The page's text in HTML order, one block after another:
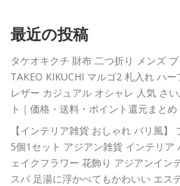
最近の投稿
タケオキクチ 財布 二つ折り メンズ
TAKEO KIKUCHI マルゴ2 札入れ ハ
レザー カジュアル オシャレ 人気 さ
ト｜価格・送料・ポイント還元まとめ
【インテリア雑貨 おしゃれ バリ風】
5個1セット アジアン雑貨 インテリア
ェイクフラワー 花飾り アジアンイン
スパ 足湯に浮かべてもかわいい エス